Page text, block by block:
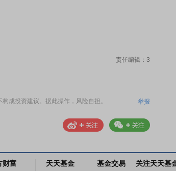
责任编辑：3
成投资建议。据此操作，风险自担。 举报
财富 天天基金 基金交易 关注天天基